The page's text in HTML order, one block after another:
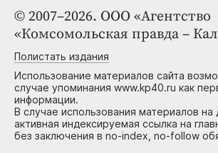
© 2007–2026. ООО «Агентство
«Комсомольская правда –
Полистать издания
Использование материалов сайта
случае упоминания www.kp40.ru как
информации.
В случае использования материалов на
активная индексируемая ссылка на
без заключения в no-index, no-follow